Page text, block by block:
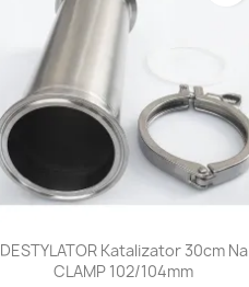
Pikakatselu
DESTYLATOR Katalizator 30cm Na
CLAMP 102/104mm